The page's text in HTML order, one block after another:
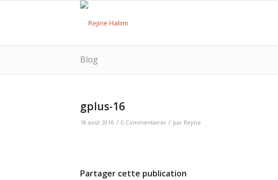
Blog
gplus-16
18 août 2016 / 0 Commentaires / par Rejine
Partager cette publication